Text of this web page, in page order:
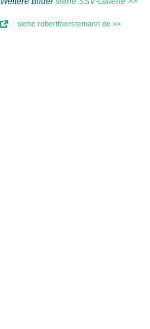
siehe robertfoerstemann.de >>